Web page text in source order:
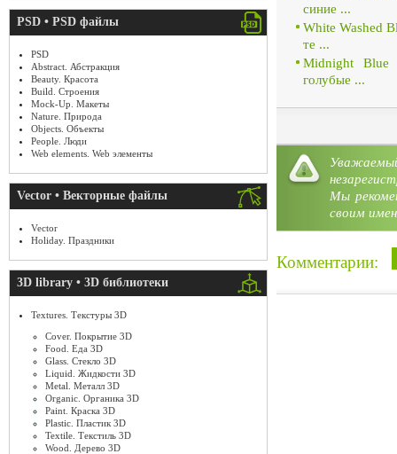
PSD • PSD файлы
PSD
Abstract. Абстракция
Beauty. Красота
Build. Строения
Mock-Up. Макеты
Nature. Природа
Objects. Объекты
People. Люди
Web elements. Web элементы
Vector • Векторные файлы
Vector
Holiday. Праздники
3D library • 3D библиотеки
Textures. Текстуры 3D
Cover. Покрытие 3D
Food. Еда 3D
Glass. Стекло 3D
Liquid. Жидкости 3D
Metal. Металл 3D
Organic. Органика 3D
Paint. Краска 3D
Plastic. Пластик 3D
Textile. Текстиль 3D
Wood. Дерево 3D
синие ...
White Washed
те ...
Midnight Blue
голубые ...
Категория:Textures»Blue,
Мы
своим
Комментарии: